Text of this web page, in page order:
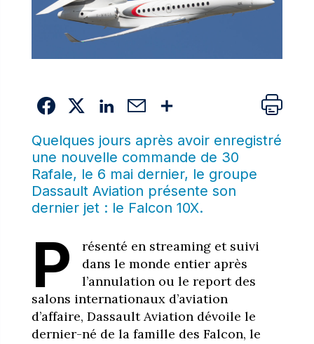
Quelques jours après avoir enregistré
une nouvelle commande de 30
Rafale, le 6 mai dernier, le groupe
Dassault Aviation présente son
dernier jet : le Falcon 10X.
P
résenté en streaming et suivi
dans le monde entier après
l’annulation ou le report des
salons internationaux d’aviation
d’affaire, Dassault Aviation dévoile le
dernier-né de la famille des Falcon, le